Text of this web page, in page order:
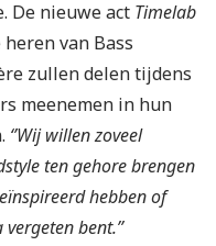
De nieuwe act Timelab
van Bass
zullen delen tijdens
meenemen in hun
‘’Wij willen zoveel
ten gehore brengen
hebben of
bent.’’